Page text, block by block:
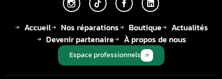
Accueil Nos réparations Boutique
Actualités
Devenir partenaire
À propos de nous
Espace professionnels